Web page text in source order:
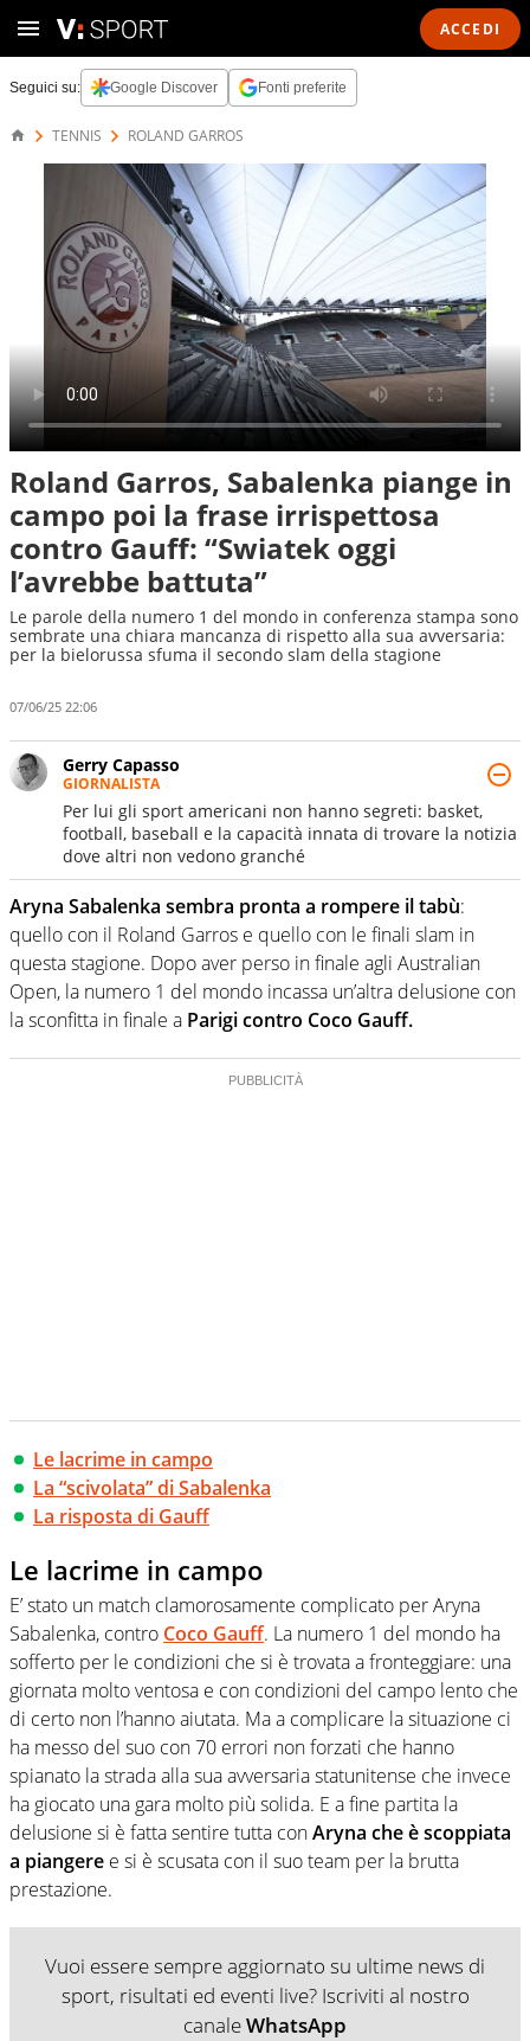
ACCEDI
Seguici su: Google Discover Fonti preferite
TENNIS ROLAND GARROS
Roland Garros, Sabalenka piange in
campo poi la frase irrispettosa
contro Gauff: “Swiatek oggi
l’avrebbe battuta”
Le parole della numero 1 del mondo in conferenza stampa sono
sembrate una chiara mancanza di rispetto alla sua avversaria:
per la bielorussa sfuma il secondo slam della stagione
07/06/25 22:06
Gerry Capasso
GIORNALISTA
Per lui gli sport americani non hanno segreti: basket,
football, baseball e la capacità innata di trovare la notizia
dove altri non vedono granché
Aryna Sabalenka sembra pronta a rompere il tabù:
quello con il Roland Garros e quello con le finali slam in
questa stagione. Dopo aver perso in finale agli Australian
Open, la numero 1 del mondo incassa un’altra delusione con
la sconfitta in finale a Parigi contro Coco Gauff.
Le lacrime in campo
La “scivolata” di Sabalenka
La risposta di Gauff
Le lacrime in campo
E’ stato un match clamorosamente complicato per Aryna
Sabalenka, contro Coco Gauff. La numero 1 del mondo ha
sofferto per le condizioni che si è trovata a fronteggiare: una
giornata molto ventosa e con condizioni del campo lento che
di certo non l’hanno aiutata. Ma a complicare la situazione ci
ha messo del suo con 70 errori non forzati che hanno
spianato la strada alla sua avversaria statunitense che invece
ha giocato una gara molto più solida. E a fine partita la
delusione si è fatta sentire tutta conAryna che è scoppiata
a piangere e si è scusata con il suo team per la brutta
prestazione.
Vuoi essere sempre aggiornato su ultime news di
sport, risultati ed eventi live? Iscriviti al nostro
canaleWhatsApp